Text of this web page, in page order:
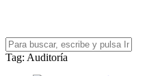
Tag: Auditoría